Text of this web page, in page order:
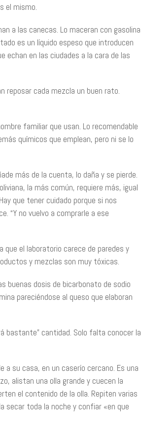
el mismo.
a las canecas. Lo maceran con gasolina
es un líquido espeso que introducen
echan en las ciudades a la cara de las
reposar cada mezcla un buen rato.
familiar que usan. Lo recomendable
químicos que emplean, pero ni se lo
más de la cuenta, lo daña y se pierde.
la más común, requiere más, igual
que tener cuidado porque si nos
“Y no vuelvo a comprarle a ese
el laboratorio carece de paredes y
y mezclas son muy tóxicas.
buenas dosis de bicarbonato de sodio
pareciéndose al queso que elaboran
bastante” cantidad. Solo falta conocer la
a su casa, en un caserío cercano. Es una
alistan una olla grande y cuecen la
el contenido de la olla. Repiten varias
secar toda la noche y confiar «en que